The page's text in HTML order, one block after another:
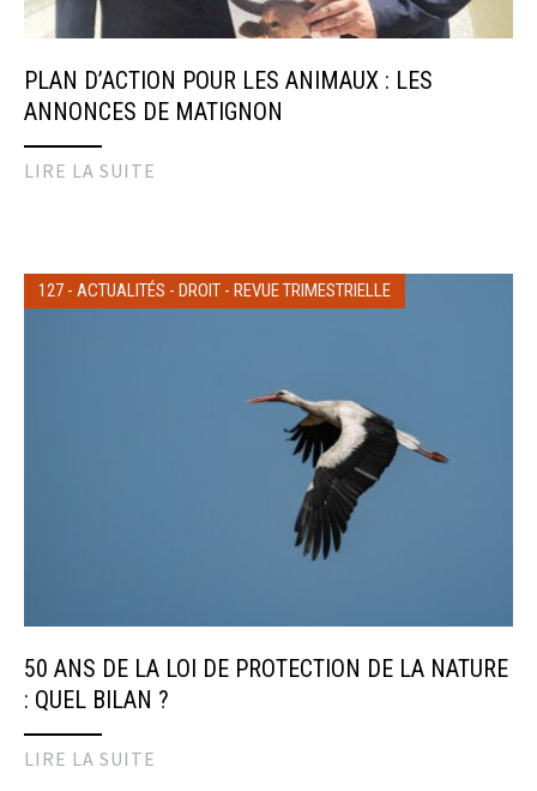
PLAN D’ACTION POUR LES ANIMAUX : LES
ANNONCES DE MATIGNON
LIRE LA SUITE
127 - ACTUALITÉS - DROIT - REVUE TRIMESTRIELLE
50 ANS DE LA LOI DE PROTECTION DE LA NATURE
: QUEL BILAN ?
LIRE LA SUITE